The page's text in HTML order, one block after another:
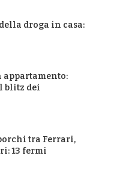
droga in casa:
appartamento:
blitz dei
tra Ferrari,
13 fermi